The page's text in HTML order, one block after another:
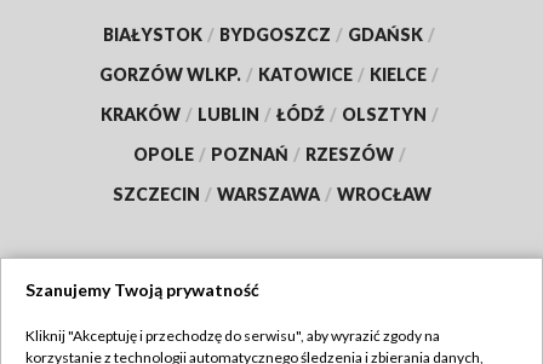
BIAŁYSTOK / BYDGOSZCZ / GDAŃSK /
GORZÓW WLKP. / KATOWICE / KIELCE /
KRAKÓW / LUBLIN / ŁÓDŹ / OLSZTYN /
OPOLE / POZNAŃ / RZESZÓW /
SZCZECIN / WARSZAWA / WROCŁAW
Szanujemy Twoją prywatność
Kliknij "Akceptuję i przechodzę do serwisu", aby wyrazić zgody na
korzystanie z technologii automatycznego śledzenia i zbierania danych,